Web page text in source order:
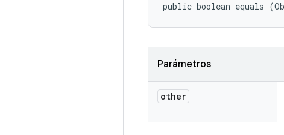
public boolean equals
Parámetros
other